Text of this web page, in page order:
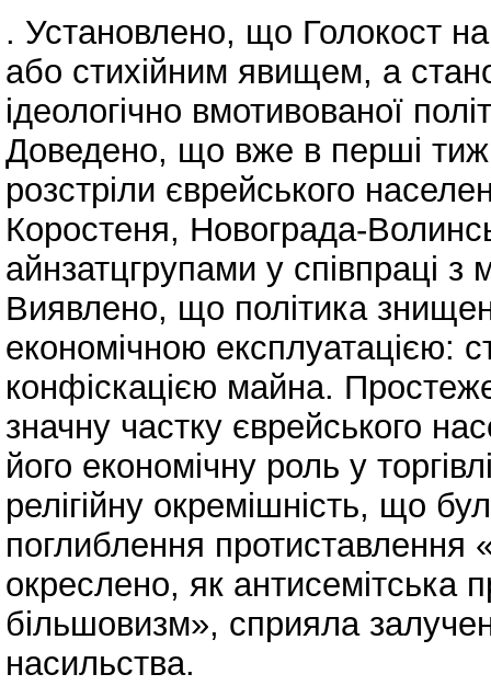
. Установлено, що Голокост
або стихійним явищем, а
ідеологічно вмотивованої
Доведено, що вже в перші
розстріли єврейського
Коростеня, Новограда-
айнзатцгрупами у співпраці
Виявлено, що політика
економічною експлуатацією:
конфіскацією майна.
значну частку єврейського
його економічну роль у
релігійну окремішність, що
поглиблення протиставлення
окреслено, як антисемітська
більшовизм», сприяла
насильства.